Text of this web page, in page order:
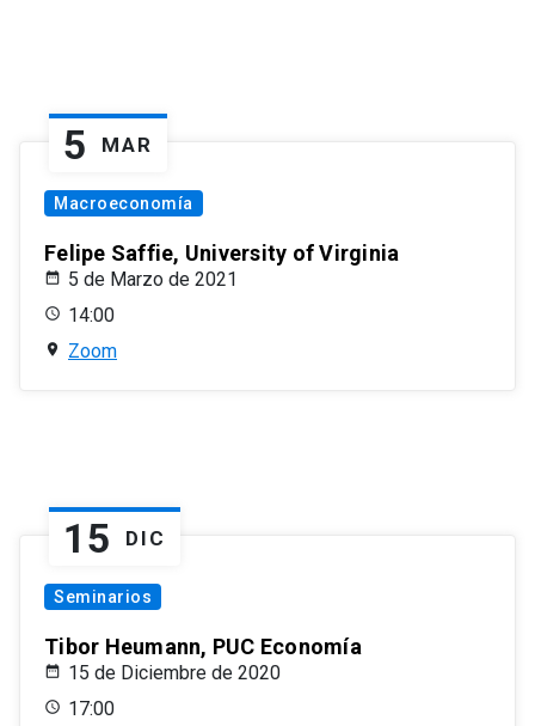
5 MAR
Macroeconomía
Felipe Saffie, University of Virginia
5 de Marzo de 2021
14:00
Zoom
15 DIC
Seminarios
Tibor Heumann, PUC Economía
15 de Diciembre de 2020
17:00